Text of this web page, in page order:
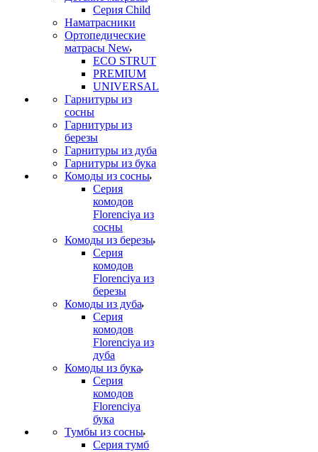
Серия Child
Наматрасники
Ортопедические
матрасы New
ECO STRUT
PREMIUM
UNIVERSAL
Гарнитуры из
сосны
Гарнитуры из
березы
Гарнитуры из дуба
Гарнитуры из бука
Комоды из сосны
Серия
комодов
Florenciya из
сосны
Комоды из березы
Серия
комодов
Florenciya из
березы
Комоды из дуба
Серия
комодов
Florenciya из
дуба
Комоды из бука
Серия
комодов
Florenciya
бука
Тумбы из сосны
Серия тумб